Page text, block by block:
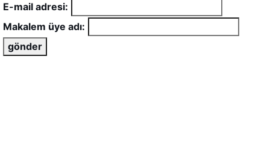
E-mail adresi:
Makalem üye adı: